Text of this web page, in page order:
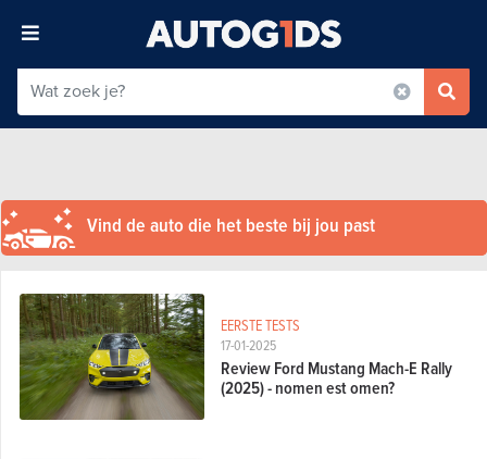
Vind de auto die het beste bij jou past
17-01-2025
EERSTE TESTS
Review Ford Mustang Mach-E Rally
(2025) - nomen est omen?